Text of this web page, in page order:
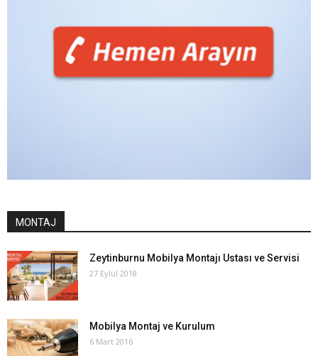
MONTAJ
Zeytinburnu Mobilya Montajı Ustası ve Servisi
27 Eylül 2018
Mobilya Montaj ve Kurulum
6 Mart 2016